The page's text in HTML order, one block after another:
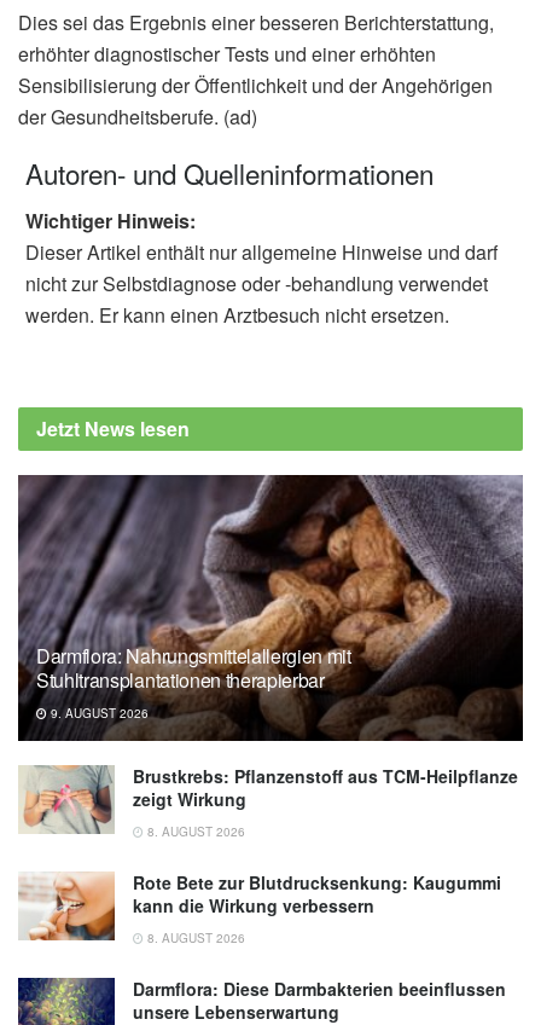
Dies sei das Ergebnis einer besseren Berichterstattung,
erhöhter diagnostischer Tests und einer erhöhten
Sensibilisierung der Öffentlichkeit und der Angehörigen
der Gesundheitsberufe. (ad)
Autoren- und Quelleninformationen
Wichtiger Hinweis:
Dieser Artikel enthält nur allgemeine Hinweise und darf
nicht zur Selbstdiagnose oder -behandlung verwendet
werden. Er kann einen Arztbesuch nicht ersetzen.
Jetzt News lesen
Darmflora: Nahrungsmittelallergien mit
Stuhltransplantationen therapierbar
9. AUGUST 2026
Brustkrebs: Pflanzenstoff aus TCM-Heilpflanze
zeigt Wirkung
8. AUGUST 2026
Rote Bete zur Blutdrucksenkung: Kaugummi
kann die Wirkung verbessern
8. AUGUST 2026
Darmflora: Diese Darmbakterien beeinflussen
unsere Lebenserwartung